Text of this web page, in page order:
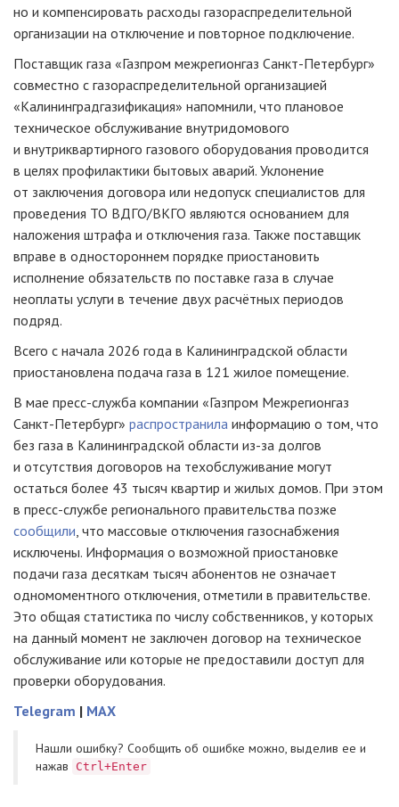
но и компенсировать расходы газораспределительной
организации на отключение и повторное подключение.
Поставщик газа «Газпром межрегионгаз Санкт-Петербург»
совместно с газораспределительной организацией
«Калининградгазификация» напомнили, что плановое
техническое обслуживание внутридомового
и внутриквартирного газового оборудования проводится
в целях профилактики бытовых аварий. Уклонение
от заключения договора или недопуск специалистов для
проведения ТО ВДГО/ВКГО являются основанием для
наложения штрафа и отключения газа. Также поставщик
вправе в одностороннем порядке приостановить
исполнение обязательств по поставке газа в случае
неоплаты услуги в течение двух расчётных периодов
подряд.
Всего с начала 2026 года в Калининградской области
приостановлена подача газа в 121 жилое помещение.
В мае пресс-служба компании «Газпром Межрегионгаз
Санкт-Петербург» распространила информацию о том, что
без газа в Калининградской области из-за долгов
и отсутствия договоров на техобслуживание могут
остаться более 43 тысяч квартир и жилых домов. При этом
в пресс-службе регионального правительства позже
сообщили , что массовые отключения газоснабжения
исключены. Информация о возможной приостановке
подачи газа десяткам тысяч абонентов не означает
одномоментного отключения, отметили в правительстве.
Это общая статистика по числу собственников, у которых
на данный момент не заключен договор на техническое
обслуживание или которые не предоставили доступ для
проверки оборудования.
Telegram | MAX
Нашли ошибку? Cообщить об ошибке можно, выделив ее и
нажав
Ctrl+Enter